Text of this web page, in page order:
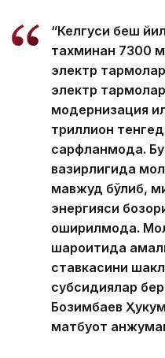
“Келгуси беш
тахминан 7300
электр
электр
модернизация
триллион
сарфланмоқда.
вазирлигида
мавжуд бўлиб,
энергияси
оширилмоқда.
шароитида
ставкасини
субсидиялар
Бозимбаев
матбуот